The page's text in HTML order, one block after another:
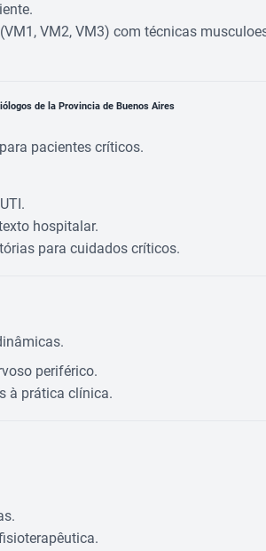
VM2, VM3) com técnicas
de la Provincia de Buenos Aires
pacientes críticos.
hospitalar.
para cuidados críticos.
periférico.
à prática clínica.